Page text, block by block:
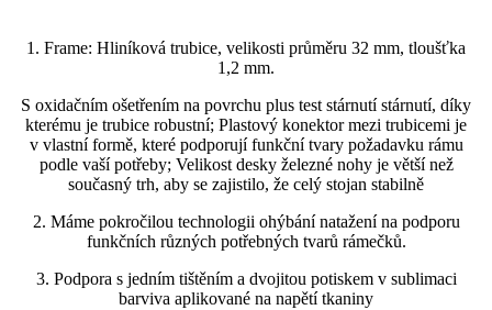
1. Frame: Hliníková trubice, velikosti průměru 32 mm, tloušťka
1,2 mm.
S oxidačním ošetřením na povrchu plus test stárnutí stárnutí, díky
kterému je trubice robustní; Plastový konektor mezi trubicemi je
v vlastní formě, které podporují funkční tvary požadavku rámu
podle vaší potřeby; Velikost desky železné nohy je větší než
současný trh, aby se zajistilo, že celý stojan stabilně
2. Máme pokročilou technologii ohýbání natažení na podporu
funkčních různých potřebných tvarů rámečků.
3. Podpora s jedním tištěním a dvojitou potiskem v sublimaci
barviva aplikované na napětí tkaniny